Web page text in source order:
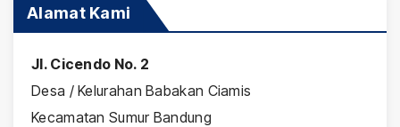
Alamat Kami
Jl. Cicendo No. 2
Desa / Kelurahan Babakan Ciamis
Kecamatan Sumur Bandung